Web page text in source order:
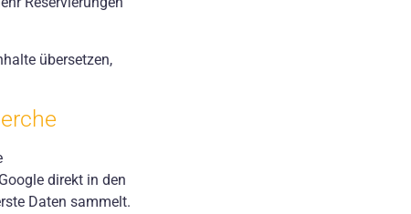
übersetzen,
direkt in den
Daten sammelt.